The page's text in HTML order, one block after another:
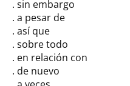
. sin embargo
. a pesar de
. así que
. sobre todo
. en relación con
. de nuevo